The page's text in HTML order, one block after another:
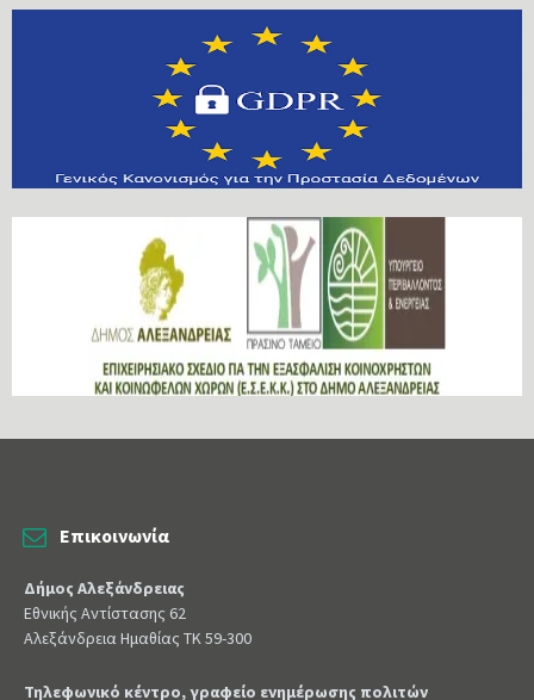
Επικοινωνία
Δήμος Αλεξάνδρειας
Εθνικής Αντίστασης 62
Αλεξάνδρεια Ημαθίας ΤΚ 59-300
Τηλεφωνικό κέντρο, γραφείο ενημέρωσης πολιτών